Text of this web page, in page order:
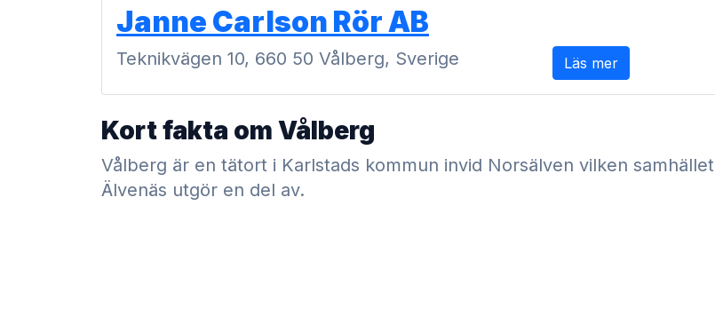
Janne Carlson Rör AB
Teknikvägen 10, 660 50 Vålberg, Sverige Läs mer
Kort fakta om Vålberg
Vålberg är en tätort i Karlstads kommun invid Norsälven vilken samhället
Älvenäs utgör en del av.